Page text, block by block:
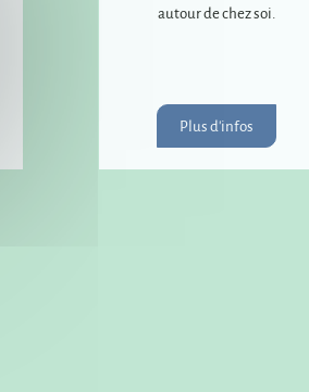
autour de chez soi.
Plus d'infos